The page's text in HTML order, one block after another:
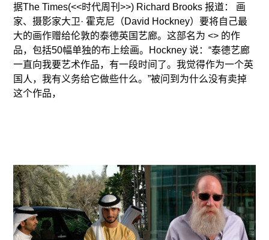
据The Times(<<时代周刊>>) Richard Brooks 报道： 画
家、摄影家大卫· 霍克尼（David Hockney）要将自己最
大的画作赠给伦敦的泰德英国艺廊。这部名为 <> 的作
品，包括50幅单独的布上绘画。Hockney 说：“泰德艺廊
一直向我要艺术作品，有一段时间了。我觉得作为一个英
国人，我有义务给它做些什么。”被问到为什么没有卖掉
这个作品，